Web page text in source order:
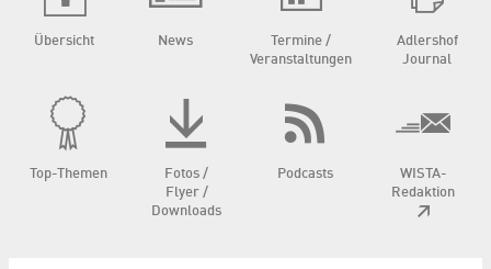
Übersicht News
Termine /
Veranstaltungen
Adlershof
Journal
Top-Themen
Fotos /
Flyer /
Downloads
Podcasts
WISTA-
Redaktion